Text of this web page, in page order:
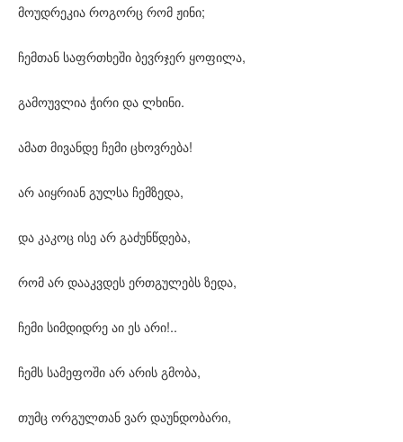
მოუდრეკია როგორც რომ ჟინი;
ჩემთან საფრთხეში ბევრჯერ ყოფილა,
გამოუვლია ჭირი და ლხინი.
ამათ მივანდე ჩემი ცხოვრება!
არ აიყრიან გულსა ჩემზედა,
და კაკოც ისე არ გაძუნწდება,
რომ არ დააკვდეს ერთგულებს ზედა,
ჩემი სიმდიდრე აი ეს არი!..
ჩემს სამეფოში არ არის გმობა,
თუმც ორგულთან ვარ დაუნდობარი,